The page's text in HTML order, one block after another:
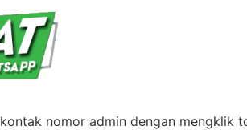
kontak nomor admin dengan mengklik